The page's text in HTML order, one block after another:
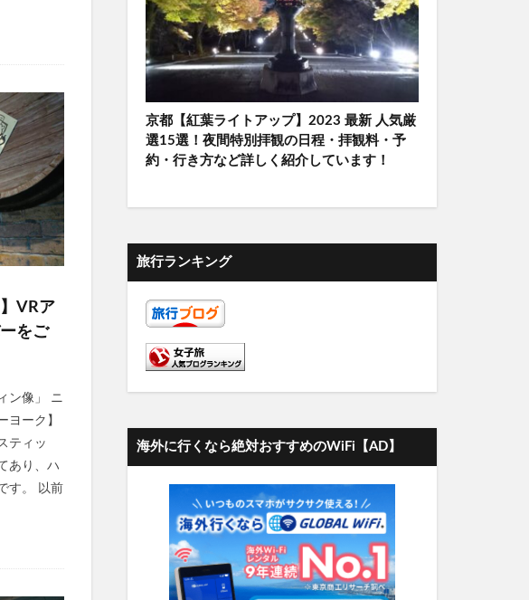
VRア
をご
ン像」 ニ
ヨーク】
ティッ
あり、ハ
す。 以前
京都【紅葉ライトアップ】2023 最新 人気厳
選15選！夜間特別拝観の日程・拝観料・予
約・行き方など詳しく紹介しています！
旅行ランキング
海外に行くなら絶対おすすめのWiFi【AD】